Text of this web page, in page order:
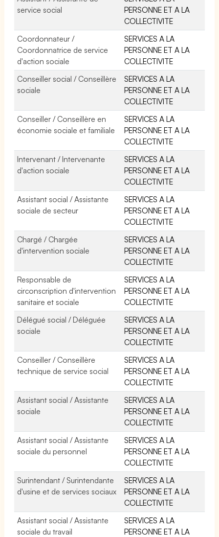
service social
PERSONNE ET A LA
COLLECTIVITE
Coordonnateur /
Coordonnatrice de service
d'action sociale
SERVICES A LA
PERSONNE ET A LA
COLLECTIVITE
Conseiller social / Conseillère
sociale
SERVICES A LA
PERSONNE ET A LA
COLLECTIVITE
Conseiller / Conseillère en
économie sociale et familiale
SERVICES A LA
PERSONNE ET A LA
COLLECTIVITE
Intervenant / Intervenante
d'action sociale
SERVICES A LA
PERSONNE ET A LA
COLLECTIVITE
Assistant social / Assistante
sociale de secteur
SERVICES A LA
PERSONNE ET A LA
COLLECTIVITE
Chargé / Chargée
d'intervention sociale
SERVICES A LA
PERSONNE ET A LA
COLLECTIVITE
Responsable de
circonscription d'intervention
sanitaire et sociale
SERVICES A LA
PERSONNE ET A LA
COLLECTIVITE
Délégué social / Déléguée
sociale
SERVICES A LA
PERSONNE ET A LA
COLLECTIVITE
Conseiller / Conseillère
technique de service social
SERVICES A LA
PERSONNE ET A LA
COLLECTIVITE
Assistant social / Assistante
sociale
SERVICES A LA
PERSONNE ET A LA
COLLECTIVITE
Assistant social / Assistante
sociale du personnel
SERVICES A LA
PERSONNE ET A LA
COLLECTIVITE
Surintendant / Surintendante
d'usine et de services sociaux
SERVICES A LA
PERSONNE ET A LA
COLLECTIVITE
Assistant social / Assistante
sociale du travail
SERVICES A LA
PERSONNE ET A LA